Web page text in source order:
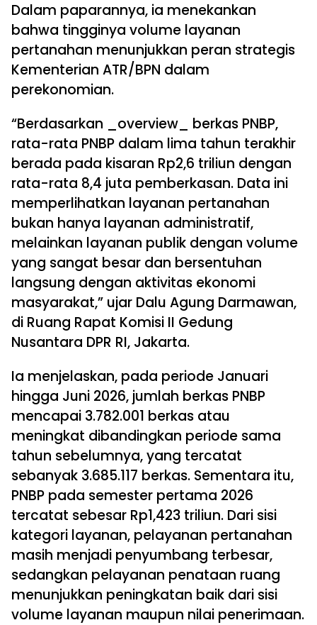
Dalam paparannya, ia menekankan
bahwa tingginya volume layanan
pertanahan menunjukkan peran strategis
Kementerian ATR/BPN dalam
perekonomian.
“Berdasarkan _overview_ berkas PNBP,
rata-rata PNBP dalam lima tahun terakhir
berada pada kisaran Rp2,6 triliun dengan
rata-rata 8,4 juta pemberkasan. Data ini
memperlihatkan layanan pertanahan
bukan hanya layanan administratif,
melainkan layanan publik dengan volume
yang sangat besar dan bersentuhan
langsung dengan aktivitas ekonomi
masyarakat,” ujar Dalu Agung Darmawan,
di Ruang Rapat Komisi II Gedung
Nusantara DPR RI, Jakarta.
Ia menjelaskan, pada periode Januari
hingga Juni 2026, jumlah berkas PNBP
mencapai 3.782.001 berkas atau
meningkat dibandingkan periode sama
tahun sebelumnya, yang tercatat
sebanyak 3.685.117 berkas. Sementara itu,
PNBP pada semester pertama 2026
tercatat sebesar Rp1,423 triliun. Dari sisi
kategori layanan, pelayanan pertanahan
masih menjadi penyumbang terbesar,
sedangkan pelayanan penataan ruang
menunjukkan peningkatan baik dari sisi
volume layanan maupun nilai penerimaan.